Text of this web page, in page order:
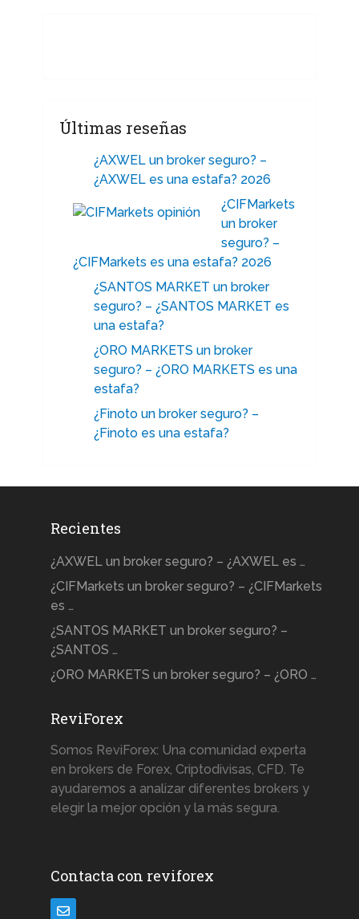
Últimas reseñas
¿AXWEL un broker seguro? –
¿AXWEL es una estafa? 2026
¿CIFMarkets
un broker
seguro? –
¿CIFMarkets es una estafa? 2026
¿SANTOS MARKET un broker
seguro? – ¿SANTOS MARKET es
una estafa?
¿ORO MARKETS un broker
seguro? – ¿ORO MARKETS es una
estafa?
¿Finoto un broker seguro? –
¿Finoto es una estafa?
Recientes
¿AXWEL un broker seguro? – ¿AXWEL es …
¿CIFMarkets un broker seguro? – ¿CIFMarkets
es …
¿SANTOS MARKET un broker seguro? –
¿SANTOS …
¿ORO MARKETS un broker seguro? – ¿ORO …
ReviForex
Somos ReviForex: Una comunidad experta
en brokers de Forex, Criptodivisas, CFD. Te
ayudaremos a analizar diferentes brokers y
elegir la mejor opción y la más segura.
Contacta con reviforex